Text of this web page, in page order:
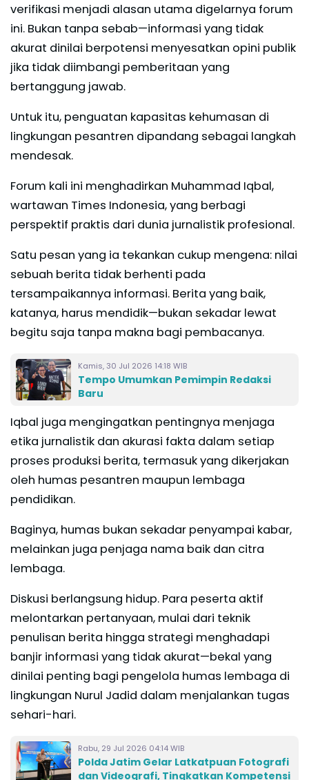
verifikasi menjadi alasan utama digelarnya forum
ini. Bukan tanpa sebab—informasi yang tidak
akurat dinilai berpotensi menyesatkan opini publik
jika tidak diimbangi pemberitaan yang
bertanggung jawab.
Untuk itu, penguatan kapasitas kehumasan di
lingkungan pesantren dipandang sebagai langkah
mendesak.
Forum kali ini menghadirkan Muhammad Iqbal,
wartawan Times Indonesia, yang berbagi
perspektif praktis dari dunia jurnalistik profesional.
Satu pesan yang ia tekankan cukup mengena: nilai
sebuah berita tidak berhenti pada
tersampaikannya informasi. Berita yang baik,
katanya, harus mendidik—bukan sekadar lewat
begitu saja tanpa makna bagi pembacanya.
Kamis, 30 Jul 2026 14:18 WIB
Tempo Umumkan Pemimpin Redaksi
Baru
Iqbal juga mengingatkan pentingnya menjaga
etika jurnalistik dan akurasi fakta dalam setiap
proses produksi berita, termasuk yang dikerjakan
oleh humas pesantren maupun lembaga
pendidikan.
Baginya, humas bukan sekadar penyampai kabar,
melainkan juga penjaga nama baik dan citra
lembaga.
Diskusi berlangsung hidup. Para peserta aktif
melontarkan pertanyaan, mulai dari teknik
penulisan berita hingga strategi menghadapi
banjir informasi yang tidak akurat—bekal yang
dinilai penting bagi pengelola humas lembaga di
lingkungan Nurul Jadid dalam menjalankan tugas
sehari-hari.
Rabu, 29 Jul 2026 04:14 WIB
Polda Jatim Gelar Latkatpuan Fotografi
dan Videografi, Tingkatkan Kompetensi